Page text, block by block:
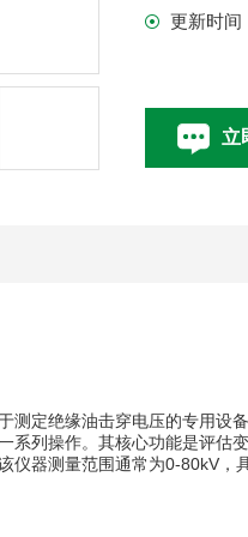
更新时间
立
测定绝缘油击穿电压的专用设
系列操作。其核心功能是评估
仪器测量范围通常为0-80kV